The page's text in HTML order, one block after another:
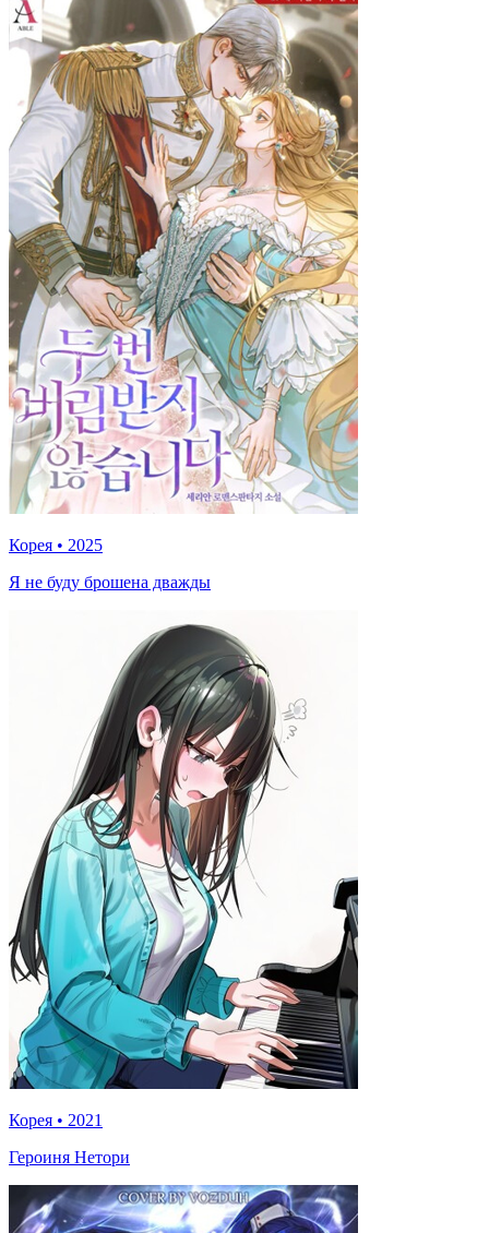
Корея • 2025
Я не буду брошена дважды
Корея • 2021
Героиня Нетори